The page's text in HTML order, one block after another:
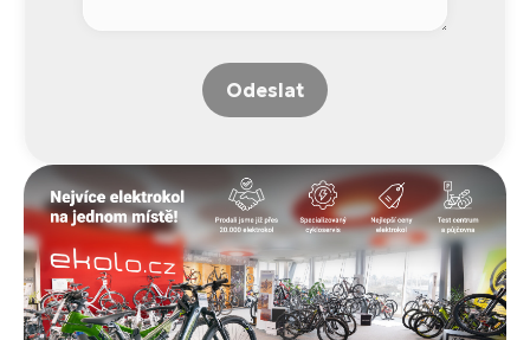
Odeslat